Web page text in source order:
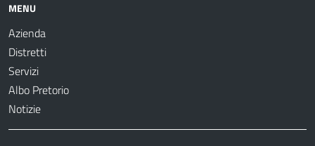
MENU
Azienda
Distretti
Servizi
Albo Pretorio
Notizie